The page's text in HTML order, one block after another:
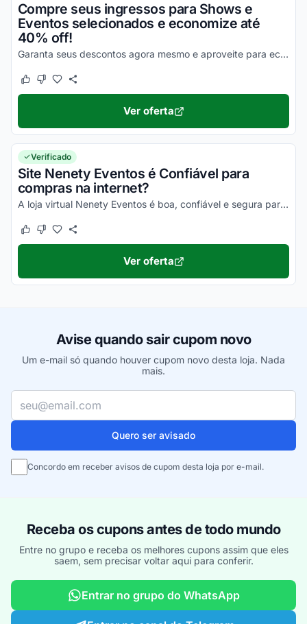
Compre seus ingressos para Shows e
Eventos selecionados e economize até
40% off!
Garanta seus descontos agora mesmo e aproveite para economizar nas suas compras online ainda hoje!
Este cupom funcionou
Este cupom não funcionou
Ver oferta
Verificado
Site Nenety Eventos é Confiável para
compras na internet?
A loja virtual Nenety Eventos é boa, confiável e segura para comprar online. Pesquise, confira os comentários e aprove!
Este cupom funcionou
Este cupom não funcionou
Ver oferta
Avise quando sair cupom novo
Um e-mail só quando houver cupom novo desta loja. Nada
mais.
Seu e-mail
Quero ser avisado
Concordo em receber avisos de cupom desta loja por e-mail.
Receba os cupons antes de todo mundo
Entre no grupo e receba os melhores cupons assim que eles
saem, sem precisar voltar aqui para conferir.
Entrar no grupo do WhatsApp